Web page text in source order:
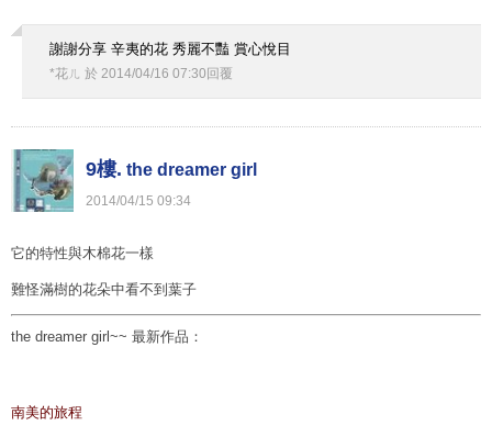
謝謝分享 辛夷的花 秀麗不豔 賞心悅目
*花ㄦ 於 2014/04/16 07:30回覆
9樓. the dreamer girl
2014/04/15 09:34
它的特性與木棉花一樣
難怪滿樹的花朵中看不到葉子
the dreamer girl~~ 最新作品：
南美的旅程